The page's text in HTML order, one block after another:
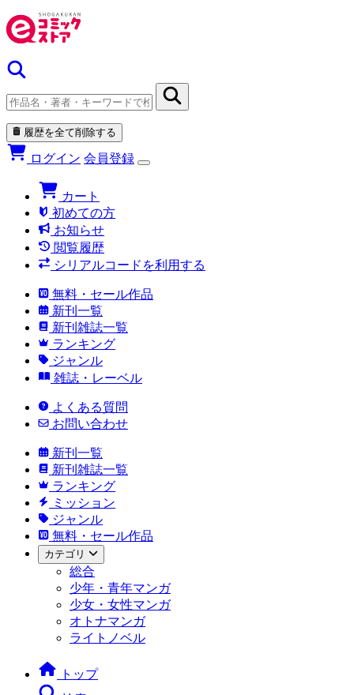
履歴を全て削除する
ログイン 会員登録
カート
初めての方
お知らせ
閲覧履歴
シリアルコードを利用する
無料・セール作品
新刊一覧
新刊雑誌一覧
ランキング
ジャンル
雑誌・レーベル
よくある質問
お問い合わせ
新刊一覧
新刊雑誌一覧
ランキング
ミッション
ジャンル
無料・セール作品
カテゴリ
総合
少年・青年マンガ
少女・女性マンガ
オトナマンガ
ライトノベル
トップ